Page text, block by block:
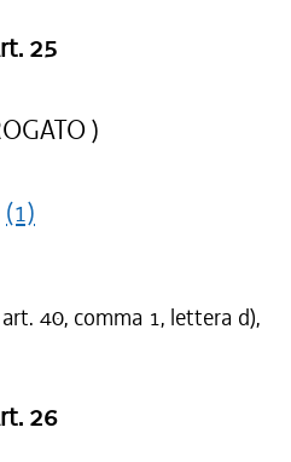
25
)
(1)
40, comma 1, lettera d),
26